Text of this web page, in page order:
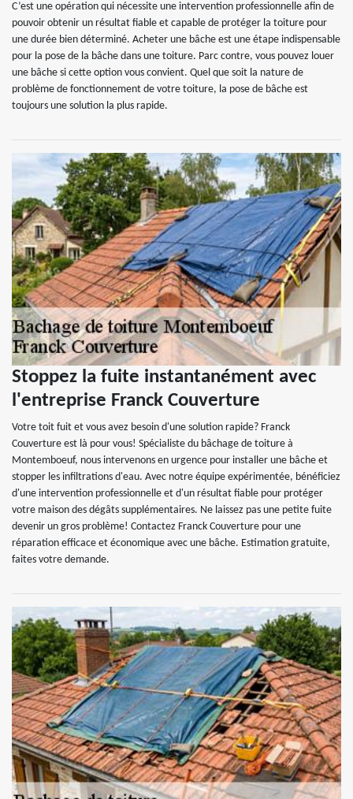
C’est une opération qui nécessite une intervention professionnelle afin de
pouvoir obtenir un résultat fiable et capable de protéger la toiture pour
une durée bien déterminé. Acheter une bâche est une étape indispensable
pour la pose de la bâche dans une toiture. Parc contre, vous pouvez louer
une bâche si cette option vous convient. Quel que soit la nature de
problème de fonctionnement de votre toiture, la pose de bâche est
toujours une solution la plus rapide.
Stoppez la fuite instantanément avec
l'entreprise Franck Couverture
Votre toit fuit et vous avez besoin d'une solution rapide? Franck
Couverture est là pour vous! Spécialiste du bâchage de toiture à
Montemboeuf, nous intervenons en urgence pour installer une bâche et
stopper les infiltrations d'eau. Avec notre équipe expérimentée, bénéficiez
d'une intervention professionnelle et d'un résultat fiable pour protéger
votre maison des dégâts supplémentaires. Ne laissez pas une petite fuite
devenir un gros problème! Contactez Franck Couverture pour une
réparation efficace et économique avec une bâche. Estimation gratuite,
faites votre demande.